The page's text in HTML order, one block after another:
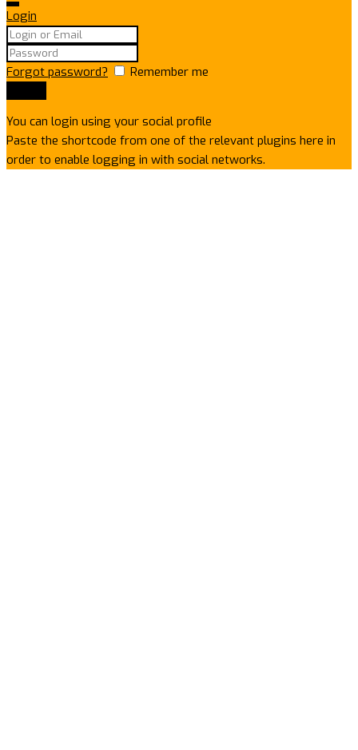
Login
Forgot password? Remember me
You can login using your social profile
Paste the shortcode from one of the relevant plugins here in
order to enable logging in with social networks.